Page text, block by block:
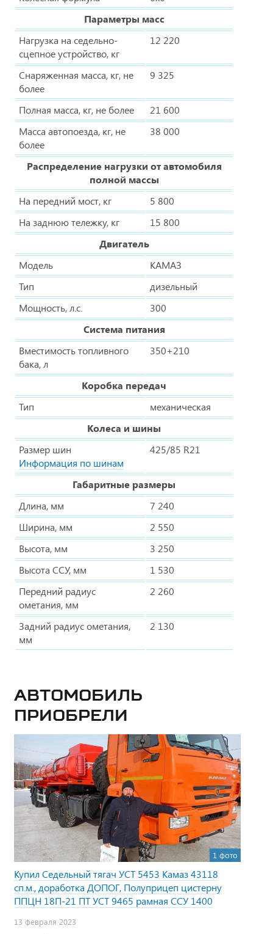
Параметры масс
Нагрузка на седельно-
сцепное устройство, кг
12 220
Снаряженная масса, кг, не
более
9 325
Полная масса, кг, не более
21 600
Масса автопоезда, кг, не
более
38 000
Распределение нагрузки от автомобиля
полной массы
На передний мост, кг
5 800
На заднюю тележку, кг
15 800
Двигатель
Модель
КАМАЗ
Тип
дизельный
Мощность, л.с.
300
Система питания
Вместимость топливного
бака, л
350+210
Коробка передач
Тип
механическая
Колеса и шины
Размер шин
Информация по шинам
425/85 R21
Габаритные размеры
Длина, мм
7 240
Ширина, мм
2 550
Высота, мм
3 250
Высота ССУ, мм
1 530
Передний радиус
ометания, мм
2 260
Задний радиус ометания,
мм
2 130
Автомобиль
приобрели
1 фото
Купил Седельный тягач УСТ 5453 Камаз 43118
сп.м., доработка ДОПОГ, Полуприцеп цистерну
ППЦН 18П-21 ПТ УСТ 9465 рамная ССУ 1400
13 февраля 2023